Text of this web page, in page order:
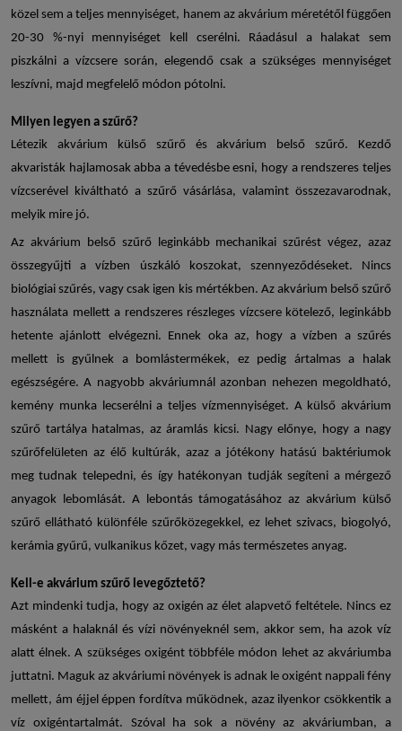
közel sem a teljes mennyiséget, hanem az akvárium méretétől függően
20-30 %-nyi mennyiséget kell cserélni. Ráadásul a halakat sem
piszkálni a vízcsere során, elegendő csak a szükséges mennyiséget
leszívni, majd megfelelő módon pótolni.
Milyen legyen a szűrő?
Létezik akvárium külső szűrőésakvárium belső szűrő. Kezdő
akvaristák hajlamosak abba a tévedésbe esni, hogy a rendszeres teljes
vízcserével kiváltható a szűrő vásárlása, valamint összezavarodnak,
melyik mire jó.
Az akvárium belső szűrőleginkább mechanikai szűrést végez, azaz
összegyűjti a vízben úszkáló koszokat, szennyeződéseket. Nincs
biológiai szűrés, vagy csak igen kis mértékben. Az akvárium belső szűrő
használata mellett a rendszeres részleges vízcsere kötelező, leginkább
hetente ajánlott elvégezni. Ennek oka az, hogy a vízben a szűrés
mellett is gyűlnek a bomlástermékek, ez pedig ártalmas a halak
egészségére. A nagyobb akváriumnál azonban nehezen megoldható,
kemény munka lecserélni a teljes vízmennyiséget. A külső akvárium
szűrő tartálya hatalmas, az áramlás kicsi. Nagy előnye, hogy a nagy
szűrőfelületen az élő kultúrák, azaz a jótékony hatású baktériumok
meg tudnak telepedni, és így hatékonyan tudják segíteni a mérgező
anyagok lebomlását. A lebontás támogatásához az akvárium külső
szűrő ellátható különféle szűrőközegekkel, ez lehet szivacs, biogolyó,
kerámia gyűrű, vulkanikus kőzet, vagy más természetes anyag.
Kell-e akvárium szűrő levegőztető?
Azt mindenki tudja, hogy az oxigén az élet alapvető feltétele. Nincs ez
másként a halaknál és vízi növényeknél sem, akkor sem, ha azok víz
alatt élnek. A szükséges oxigént többféle módon lehet az akváriumba
juttatni. Maguk az akváriumi növények is adnak le oxigént nappali fény
mellett, ám éjjel éppen fordítva működnek, azaz ilyenkor csökkentik a
víz oxigéntartalmát. Szóval ha sok a növény az akváriumban, a